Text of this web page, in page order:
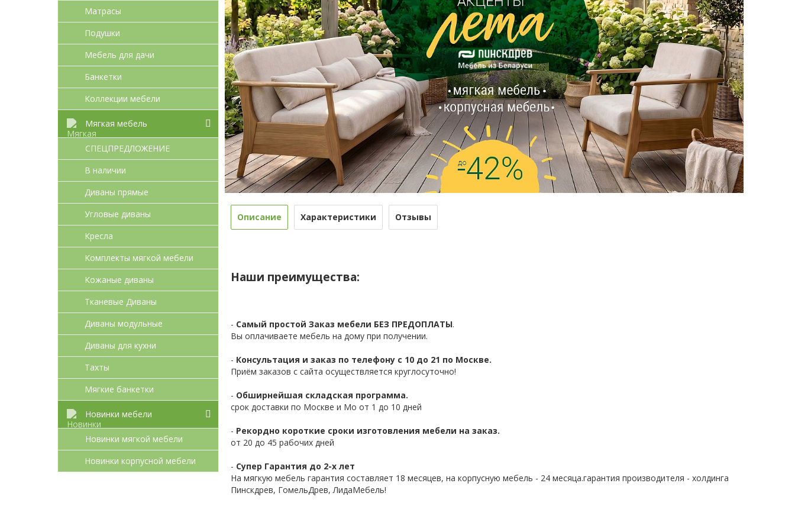
Матрасы
Подушки
Мебель для дачи
Банкетки
Коллекции мебели
Мягкая мебель
СПЕЦПРЕДЛОЖЕНИЕ
В наличии
Диваны прямые
Угловые диваны
Кресла
Комплекты мягкой мебели
Кожаные диваны
Тканевые Диваны
Диваны модульные
Диваны для кухни
Тахты
Мягкие банкетки
Новинки мебели
Новинки мягкой мебели
Новинки корпусной мебели
Описание Характеристики Отзывы
Наши преимущества:
- Самый простой Заказ мебели БЕЗ ПРЕДОПЛАТЫ.
Вы оплачиваете мебель на дому при получении.
- Консультация и заказ по телефону с 10 до 21 по Москве.
Приём заказов с сайта осуществляется круглосуточно!
- Обширнейшая складская программа.
срок доставки по Москве и Мо от 1 до 10 дней
- Рекордно короткие сроки изготовления мебели на заказ.
от 20 до 45 рабочих дней
- Супер Гарантия до 2-х лет
На мягкую мебель гарантия составляет 18 месяцев, на корпусную мебель - 24 месяца.гарантия производителя - холдинга
Пинскдрев, ГомельДрев, ЛидаМебель!